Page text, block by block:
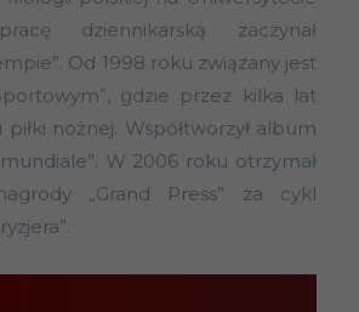
dziennikarską zaczynał
Od 1998 roku związany jest
gdzie przez kilka lat
piłki nożnej. Współtworzył album
W 2006 roku otrzymał
„Grand Press” za cykl